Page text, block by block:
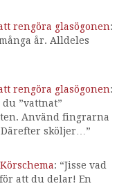
rengöra glasögonen:
år. Alldeles
rengöra glasögonen:
”vattnat”
Använd fingrarna
sköljer… ”
: “Jisse vad
att du delar! En